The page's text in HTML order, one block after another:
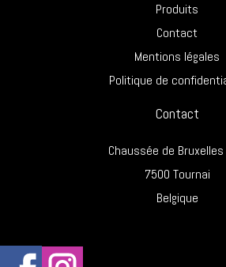
Produits
Contact
Mentions légales
Politique de
Contact
Chaussée de
7500 Tournai
Belgique